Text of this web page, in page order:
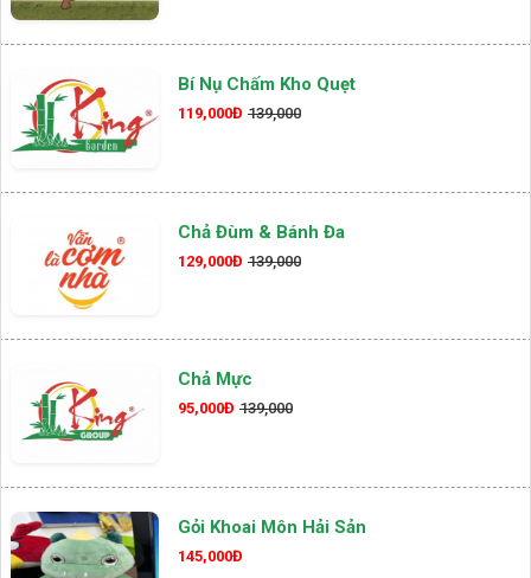
Bí Nụ Chấm Kho Quẹt
119,000Đ 139,000
Chả Đùm & Bánh Đa
129,000Đ 139,000
Chả Mực
95,000Đ 139,000
Gỏi Khoai Môn Hải Sản
145,000Đ